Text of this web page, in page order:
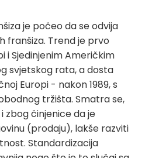
je počeo da se odvija
franšiza. Trend je prvo
i Sjedinjenim Američkim
svjetskog rata, a dosta
Europi - nakon 1989, s
tržišta. Smatra se,
zbog činjenice da je
(prodaju), lakše razviti
Standardizacija